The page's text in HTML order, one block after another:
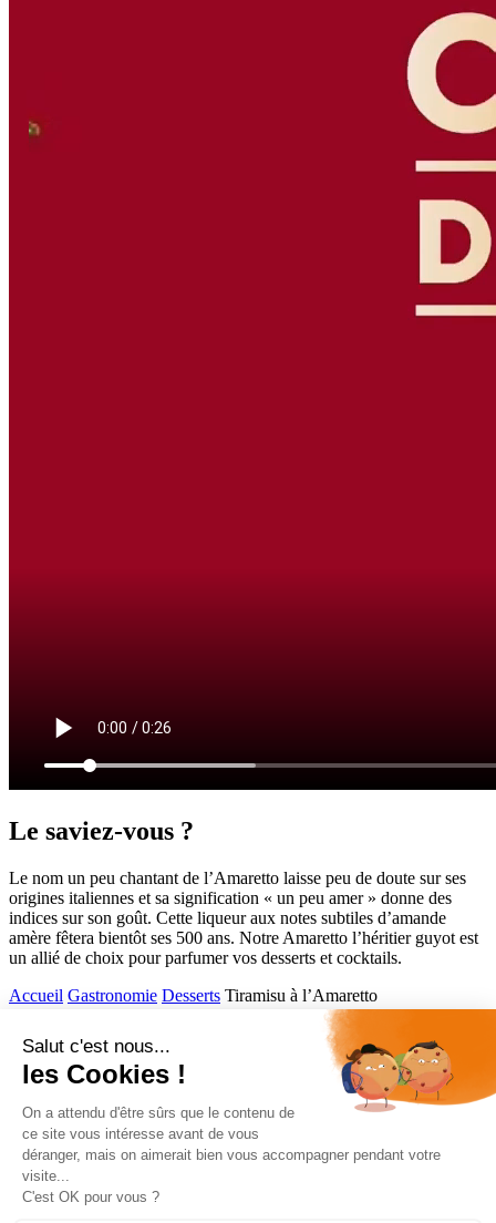
Le saviez-vous ?
Le nom un peu chantant de l’Amaretto laisse peu de doute sur ses
origines italiennes et sa signification « un peu amer » donne des
indices sur son goût. Cette liqueur aux notes subtiles d’amande
amère fêtera bientôt ses 500 ans. Notre Amaretto l’héritier guyot est
un allié de choix pour parfumer vos desserts et cocktails.
Accueil Gastronomie Desserts Tiramisu à l’Amaretto
Accès rapide
Gamme
Gastronomie
Informations
Mentions légales
Politique de confidentialité